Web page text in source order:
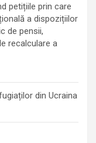
petițiile prin care
a dispozițiilor
de pensii,
recalculare a
din Ucraina